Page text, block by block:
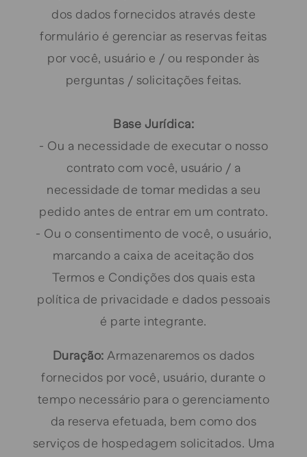
dos dados fornecidos através deste
formulário é gerenciar as reservas feitas
por você, usuário e / ou responder às
perguntas / solicitações feitas.
Base Jurídica:
- Ou a necessidade de executar o nosso
contrato com você, usuário / a
necessidade de tomar medidas a seu
pedido antes de entrar em um contrato.
- Ou o consentimento de você, o usuário,
marcando a caixa de aceitação dos
Termos e Condições dos quais esta
política de privacidade e dados pessoais
é parte integrante.
Duração: Armazenaremos os dados
fornecidos por você, usuário, durante o
tempo necessário para o gerenciamento
da reserva efetuada, bem como dos
serviços de hospedagem solicitados. Uma